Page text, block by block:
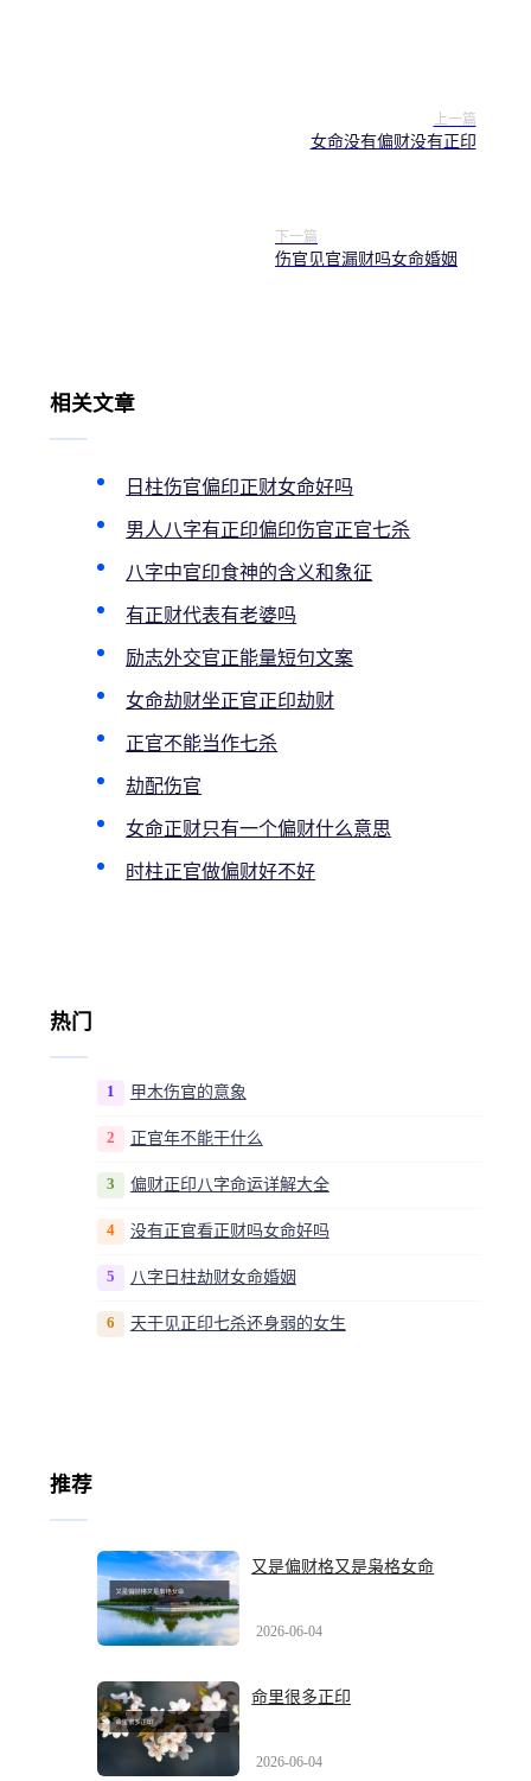
上一篇
女命没有偏财没有正印
下一篇
伤官见官漏财吗女命婚姻
相关文章
日柱伤官偏印正财女命好吗
男人八字有正印偏印伤官正官七杀
八字中官印食神的含义和象征
有正财代表有老婆吗
励志外交官正能量短句文案
女命劫财坐正官正印劫财
正官不能当作七杀
劫配伤官
女命正财只有一个偏财什么意思
时柱正官做偏财好不好
热门
1 甲木伤官的意象
2 正官年不能干什么
3 偏财正印八字命运详解大全
4 没有正官看正财吗女命好吗
5 八字日柱劫财女命婚姻
6 天干见正印七杀还身弱的女生
推荐
又是偏财格又是枭格女命
2026-06-04
命里很多正印
2026-06-04